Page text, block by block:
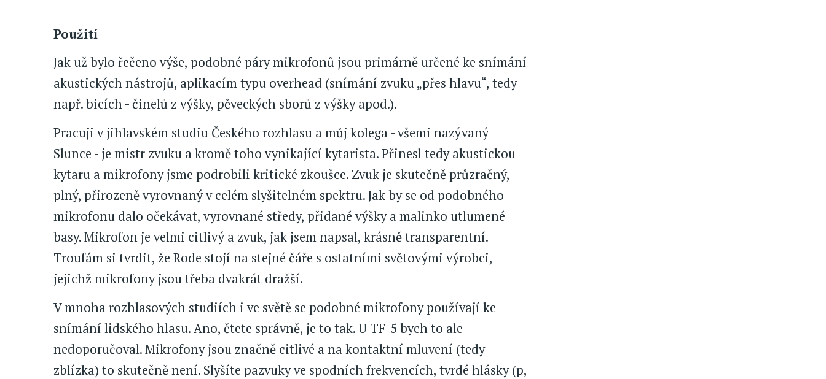
Použití
Jak už bylo řečeno výše, podobné páry mikrofonů jsou primárně určené ke snímání
akustických nástrojů, aplikacím typu overhead (snímání zvuku „přes hlavu“, tedy
např. bicích - činelů z výšky, pěveckých sborů z výšky apod.).
Pracuji v jihlavském studiu Českého rozhlasu a můj kolega - všemi nazývaný
Slunce - je mistr zvuku a kromě toho vynikající kytarista. Přinesl tedy akustickou
kytaru a mikrofony jsme podrobili kritické zkoušce. Zvuk je skutečně průzračný,
plný, přirozeně vyrovnaný v celém slyšitelném spektru. Jak by se od podobného
mikrofonu dalo očekávat, vyrovnané středy, přidané výšky a malinko utlumené
basy. Mikrofon je velmi citlivý a zvuk, jak jsem napsal, krásně transparentní.
Troufám si tvrdit, že Rode stojí na stejné čáře s ostatními světovými výrobci,
jejichž mikrofony jsou třeba dvakrát dražší.
V mnoha rozhlasových studiích i ve světě se podobné mikrofony používají ke
snímání lidského hlasu. Ano, čtete správně, je to tak. U TF-5 bych to ale
nedoporučoval. Mikrofony jsou značně citlivé a na kontaktní mluvení (tedy
zblízka) to skutečně není. Slyšíte pazvuky ve spodních frekvencích, tvrdé hlásky (p,